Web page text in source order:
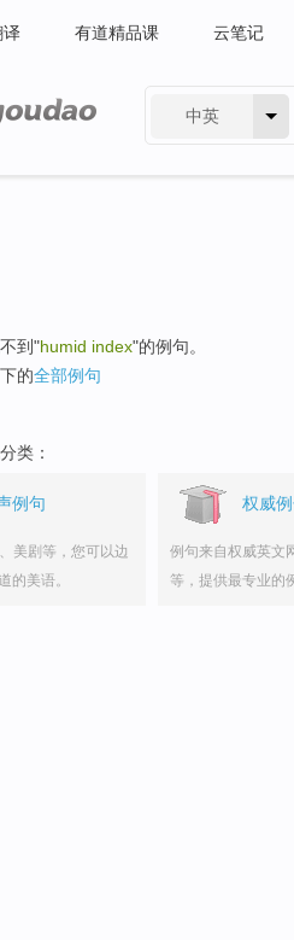
译 有道精品课 云笔记
中英
到"humid index"的例句。
的全部例句
类：
例句
美剧等，您可以边
的美语。
权威
例句来自权威英文
等，提供最专业的